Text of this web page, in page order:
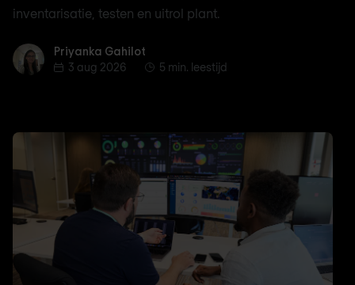
inventarisatie, testen en uitrol plant.
Priyanka Gahilot
Priyanka Gahilot
3 aug 2026
5 min. leestijd